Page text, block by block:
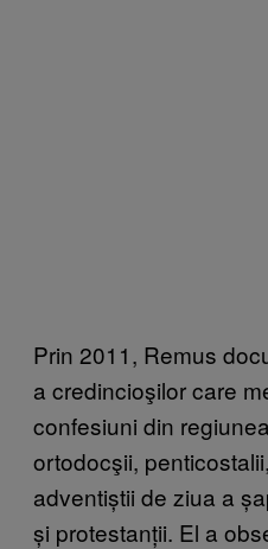
Prin 2011, Remus
a credincioşilor care
confesiuni din
ortodocşii,
adventiștii de ziua a
și protestanții. El a